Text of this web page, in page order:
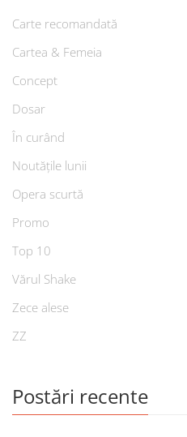
Carte recomandată
Cartea & Femeia
Concept
Dosar
În curând
Noutățile lunii
Opera scurtă
Promo
Top 10
Vărul Shake
Zece alese
ZZ
Postări recente